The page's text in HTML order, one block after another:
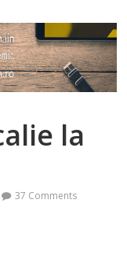
la
37 Comments